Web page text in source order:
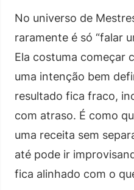
No universo de
raramente é só “falar
Ela costuma começar
uma intenção bem
resultado fica fraco,
com atraso. É como
uma receita sem
até pode ir
fica alinhado com o